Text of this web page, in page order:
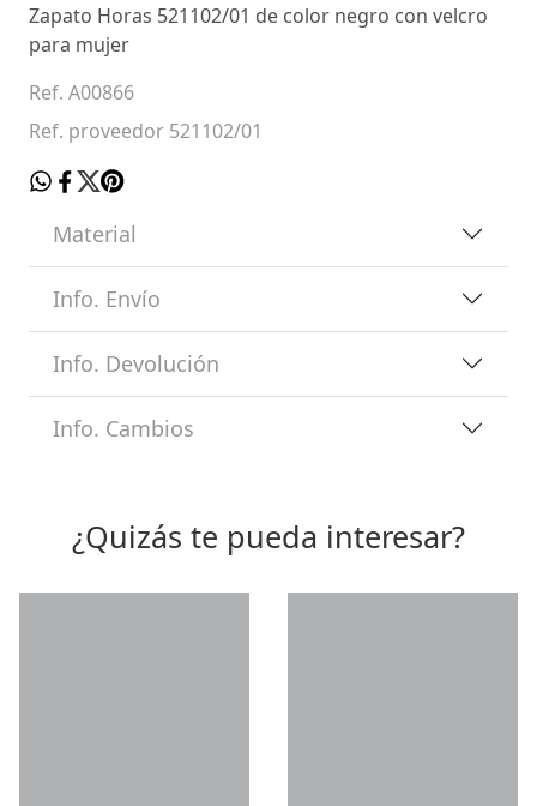
Zapato Horas 521102/01 de color negro con velcro
para mujer
Ref. A00866
Ref. proveedor 521102/01
Material
Info. Envío
Info. Devolución
Info. Cambios
¿Quizás te pueda interesar?